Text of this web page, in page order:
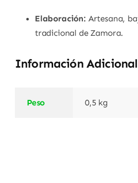
Elaboración: Artesana,
tradicional de Zamora.
Información Adicional
Peso 0,5 kg